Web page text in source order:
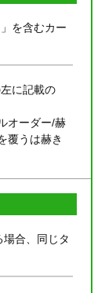
を含むカー
に記載の
オーダー/赫
覆うは赫き
合、同じタ